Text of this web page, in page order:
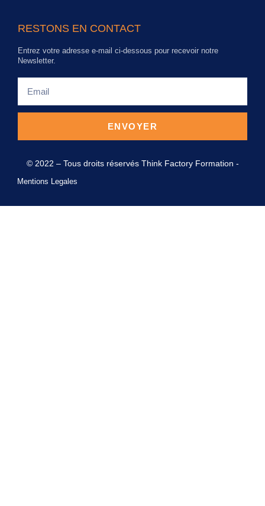
RESTONS EN CONTACT
Entrez votre adresse e-mail ci-dessous pour recevoir notre
Newsletter.
ENVOYER
© 2022 – Tous droits réservés Think Factory Formation -
Mentions Legales